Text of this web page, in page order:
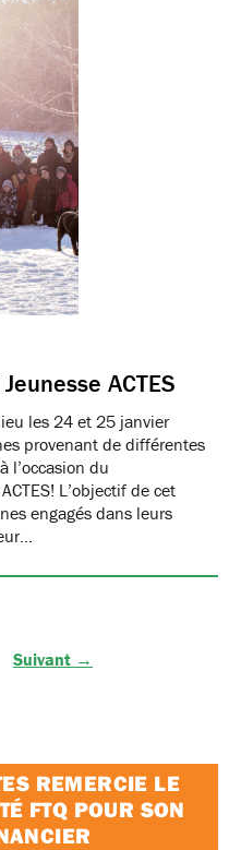
ACTES
les 24 et 25 janvier
provenant de différentes
l’occasion du
L’objectif de cet
engagés dans leurs
Suivant →
REMERCIE LE
FTQ POUR SON